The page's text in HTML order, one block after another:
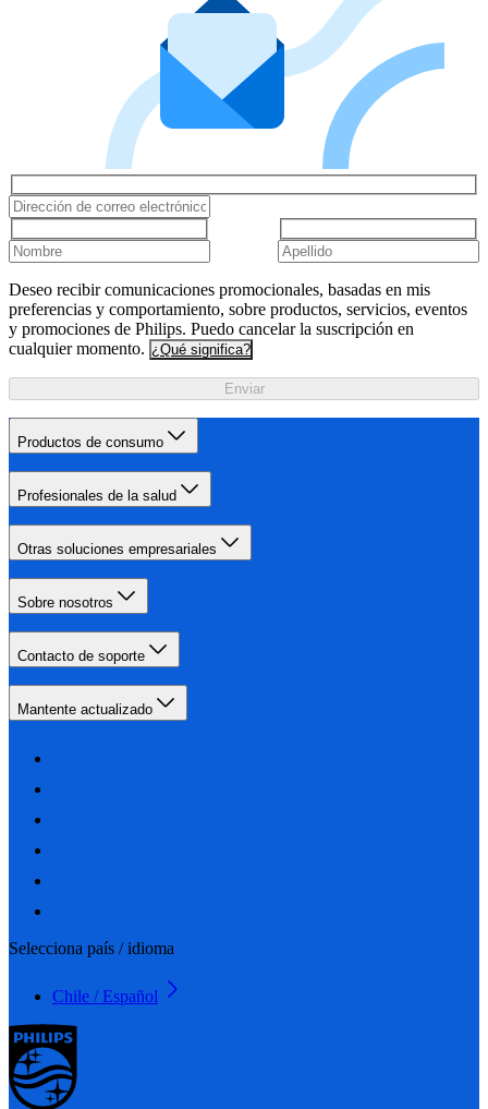
Deseo recibir comunicaciones promocionales, basadas en mis
preferencias y comportamiento, sobre productos, servicios, eventos
y promociones de Philips. Puedo cancelar la suscripción en
cualquier momento. ¿Qué significa?
Enviar
Productos de consumo
Profesionales de la salud
Otras soluciones empresariales
Sobre nosotros
Contacto de soporte
Mantente actualizado
Selecciona país / idioma
Chile / Español